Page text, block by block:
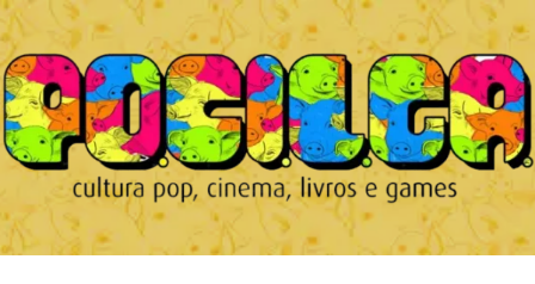
Ir
para
o
conteúdo